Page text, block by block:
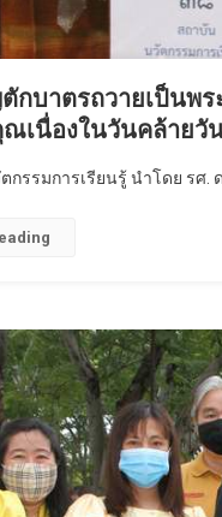
กบาตรถวายเป็นพ
เนื่องในวันคล้ายวั
รรมการเรียนรู้ นำโดย รศ.